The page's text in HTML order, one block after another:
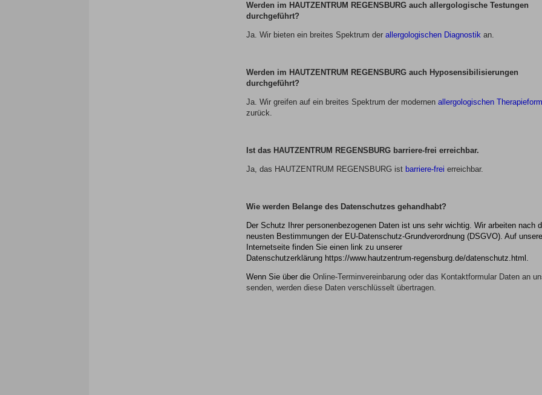
Werden im HAUTZENTRUM REGENSBURG auch allergologische Testungen
durchgeführt?
Ja. Wir bieten ein breites Spektrum der allergologischen Diagnostik an.
Werden im HAUTZENTRUM REGENSBURG auch Hyposensibilisierungen
durchgeführt?
Ja. Wir greifen auf ein breites Spektrum der modernen allergologischen
zurück.
Ist das HAUTZENTRUM REGENSBURG barriere-frei erreichbar.
Ja, das HAUTZENTRUM REGENSBURG ist barriere-frei erreichbar.
Wie werden Belange des Datenschutzes gehandhabt?
Der Schutz Ihrer personenbezogenen Daten ist uns sehr wichtig. Wir arbeiten nach
neusten Bestimmungen der EU-Datenschutz-Grundverordnung (DSGVO). Auf
Internetseite finden Sie einen link zu unserer
Datenschutzerklärung https://www.hautzentrum-regensburg.de/datenschutz.html.
Wenn Sie über die Online-Terminvereinbarung oder das Kontaktformular Daten an
senden, werden diese Daten verschlüsselt übertragen.